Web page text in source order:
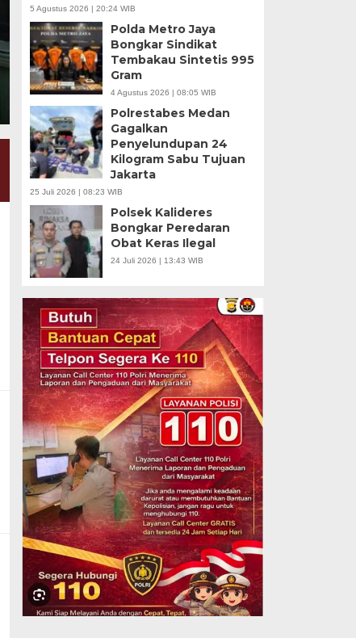
“Pengusutan harus dilakukan secara menyeluruh,
mengungkap asal-usul 995 senjata serta dugaan
lingkungan sekolah.”
5 Agustus 2026 | 20:24 WIB
Polda Metro Jaya
Bongkar Sindikat
Tembakau Sintetis 995
Gram
4 Agustus 2026 | 08:05 WIB
Polrestabes Medan
Gagalkan
Penyelundupan 24
Kilogram Sabu Tujuan
Jakarta
25 Juli 2026 | 08:23 WIB
Polsek Kalideres
Bongkar Peredaran
Obat Keras Ilegal
24 Juli 2026 | 13:43 WIB